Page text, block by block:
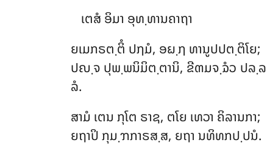
ເຕສໍ ອິມາ ອຸທ຺ທານຄາຖາ
ຍເມກຣຕ຺ຕິໍ ປຐມໍ, ອຏ຺ຐ ທານູປປຕ຺ຕິໂຍ;
ປຎ຺ຈ ປຸພ຺ພນິມິຕ຺ຕານິ, ຂີຓມຈ຺ຉໍວ ປລ຺ລ
ລໍ.
ສາມໍ ເຕນ ກຸໂຕ ຣາຊ, ຕໂຍ ເທວາ ຄິລານກາ;
ຍຖາປິ ກຸມ຺ຠກາຣສ຺ສ, ຍຖາ ນທິທກປ຺ປນໍ.